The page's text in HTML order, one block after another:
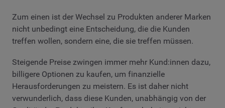
Zum einen ist der Wechsel zu Produkten anderer Marken
nicht unbedingt eine Entscheidung, die die Kunden
treffen wollen, sondern eine, die sie treffen müssen.
Steigende Preise zwingen immer mehr Kund:innen dazu,
billigere Optionen zu kaufen, um finanzielle
Herausforderungen zu meistern. Es ist daher nicht
verwunderlich, dass diese Kunden, unabhängig von der